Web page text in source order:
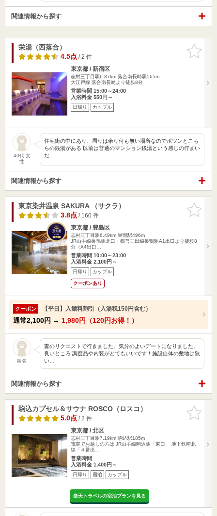
関連情報から探す
お気に入
りに追加
栄湯（西落合）
4.5点/ 2 件
東京都 / 新宿区
志村三丁目駅6.37km 落合南長崎駅565m
大江戸線 落合南長崎より徒歩8分
営業時間 15:00～24:00
入浴料金 550円～
日帰り カップル
40代 女
性
住宅街の中にあり、周りは余り何も無い場所なのでポツンとこち
らの銭湯がある 以前は普通のマンション銭湯という感じの佇まい
だ…
関連情報から探す
お気に入
りに追加
東京染井温泉 SAKURA （サクラ）
3.8点/ 160 件
東京都 / 豊島区
志村三丁目駅6.49km 巣鴨駅496m
JR山手線巣鴨駅北口・都営三田線巣鴨駅A1出口より徒歩8
分（A4出口…
営業時間 10:00～23:00
入浴料金 2,100円～
日帰り カップル
クーポンあり
クーポン 【平日】入館料割引（入湯税150円含む）
通常2,100円 → 1,980円（120円お得！）
匿名
妻のリクエストで行きました。気分のよいデートになりました。
良いところ 調度品や内装がとてもいいです！施設自体の敷地は狭
い…
関連情報から探す
お気に入
りに追加
駒込カプセル＆サウナ ROSCO（ロスコ）
5.0点/ 2 件
東京都 / 北区
志村三丁目駅7.19km 駒込駅185m
電車でお越しの方は JR山手線駒込駅「東口」 地下鉄南北
線「４番出…
営業時間
入浴料金 1,400円～
日帰り 宿泊 カップル
楽天トラベルの宿泊プランを見る